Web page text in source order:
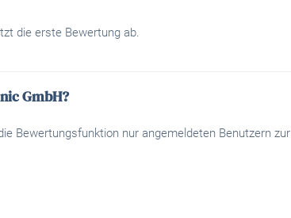
die erste Bewertung ab.
GmbH?
Bewertungsfunktion nur angemeldeten Benutzern zur